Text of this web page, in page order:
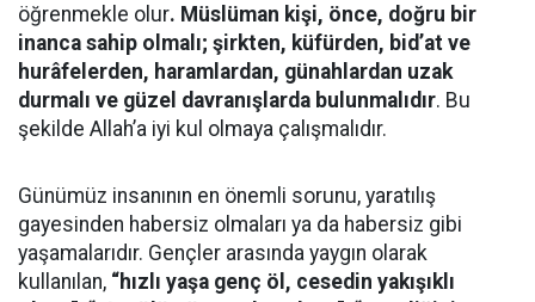
öğrenmekle olur. Müslüman kişi, önce, doğru bir
inanca sahip olmalı; şirkten, küfürden, bid’at ve
hurâfelerden, haramlardan, günahlardan uzak
durmalı ve güzel davranışlarda bulunmalıdır. Bu
şekilde Allah’a iyi kul olmaya çalışmalıdır.
Günümüz insanının en önemli sorunu, yaratılış
gayesinden habersiz olmaları ya da habersiz gibi
yaşamalarıdır. Gençler arasında yaygın olarak
kullanılan, “hızlı yaşa genç öl, cesedin yakışıklı